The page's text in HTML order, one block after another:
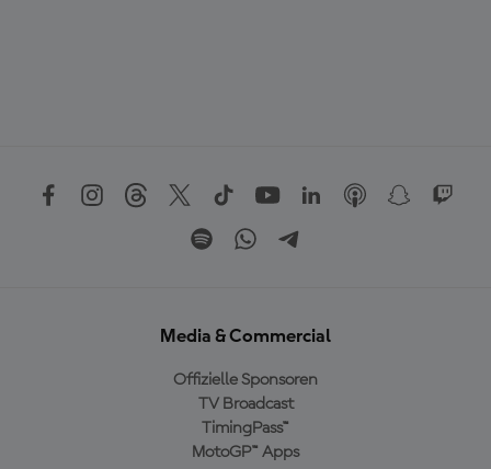
Media & Commercial
Offizielle Sponsoren
TV Broadcast
TimingPass™
MotoGP™ Apps